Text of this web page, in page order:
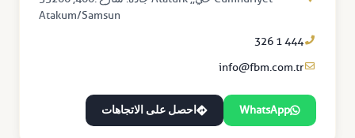
Atakum/Samsun
444 1 326
info@fbm.com.tr
WhatsApp احصل على الاتجاهات